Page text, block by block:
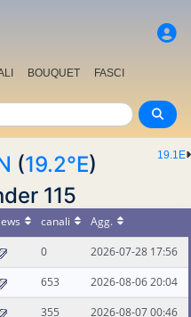
BOUQUET
FASCI
19.1E
(19.2°E)
115
canali
Agg.
0
2026-07-28 17:56
653
2026-08-06 20:04
355 2026-08-07 00:46